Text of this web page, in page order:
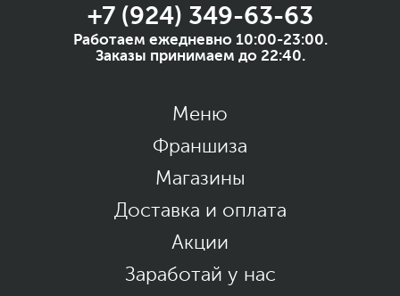
+7 (924) 349-63-63
Работаем ежедневно 10:00-23:00.
Заказы принимаем до 22:40.
Меню
Франшиза
Магазины
Доставка и оплата
Акции
Заработай у нас